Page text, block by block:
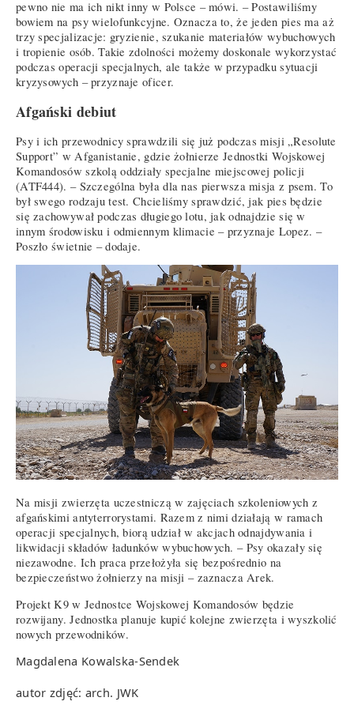
pewno nie ma ich nikt inny w Polsce – mówi. – Postawiliśmy
bowiem na psy wielofunkcyjne. Oznacza to, że jeden pies ma aż
trzy specjalizacje: gryzienie, szukanie materiałów wybuchowych
i tropienie osób. Takie zdolności możemy doskonale wykorzystać
podczas operacji specjalnych, ale także w przypadku sytuacji
kryzysowych – przyznaje oficer.
Afgański debiut
Psy i ich przewodnicy sprawdzili się już podczas misji „Resolute
Support” w Afganistanie, gdzie żołnierze Jednostki Wojskowej
Komandosów szkolą oddziały specjalne miejscowej policji
(ATF444). – Szczególna była dla nas pierwsza misja z psem. To
był swego rodzaju test. Chcieliśmy sprawdzić, jak pies będzie
się zachowywał podczas długiego lotu, jak odnajdzie się w
innym środowisku i odmiennym klimacie – przyznaje Lopez. –
Poszło świetnie – dodaje.
Na misji zwierzęta uczestniczą w zajęciach szkoleniowych z
afgańskimi antyterrorystami. Razem z nimi działają w ramach
operacji specjalnych, biorą udział w akcjach odnajdywania i
likwidacji składów ładunków wybuchowych. – Psy okazały się
niezawodne. Ich praca przełożyła się bezpośrednio na
bezpieczeństwo żołnierzy na misji – zaznacza Arek.
Projekt K9 w Jednostce Wojskowej Komandosów będzie
rozwijany. Jednostka planuje kupić kolejne zwierzęta i wyszkolić
nowych przewodników.
Magdalena Kowalska-Sendek
autor zdjęć: arch. JWK